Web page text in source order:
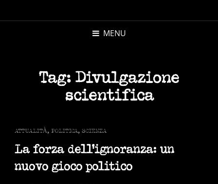
MENU
Tag: Divulgazione
scientifica
CAT
LINKS
ATTUALITÀ, POLITICA, SCIENZA
La forza dell’ignoranza: un
nuovo gioco politico